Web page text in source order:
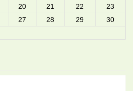
20 21 22
23
27 28 29
30